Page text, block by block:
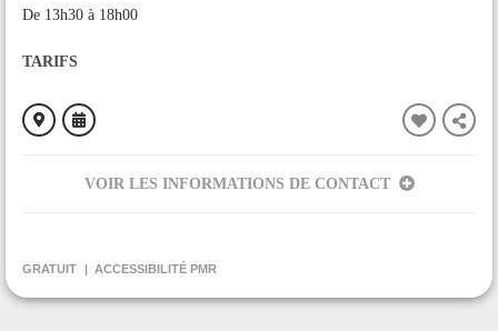
De 13h30 à 18h00
TARIFS
VOIR LES INFORMATIONS DE CONTACT
GRATUIT ACCESSIBILITÉ PMR